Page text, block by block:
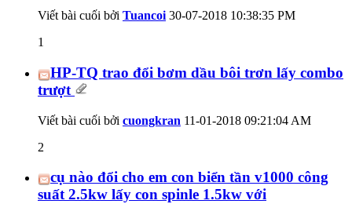
Viết bài cuối bởi Tuancoi 30-07-2018 10:38:35 PM
1
HP-TQ trao đổi bơm dầu bôi trơn lấy combo
trượt
Viết bài cuối bởi cuongkran 11-01-2018 09:21:04 AM
2
cụ nào đổi cho em con biển tần v1000 công
suất 2.5kw lấy con spinle 1.5kw với